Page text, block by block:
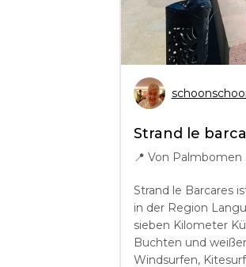
Strand le
📍 Von Palmbomen
Strand le Barcares
in der Region
sieben Kilometer
Buchten und
Windsurfen,